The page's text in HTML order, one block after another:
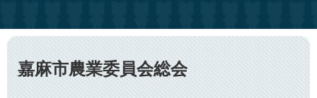
本
文
嘉麻市農業委員会総会